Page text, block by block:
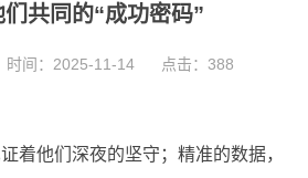
共同的“成功密码”
时间：2025-11-14 点击： 388
着他们深夜的坚守；精准的数据，